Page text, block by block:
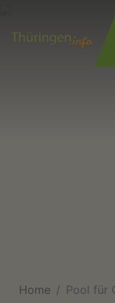
Home Pool für